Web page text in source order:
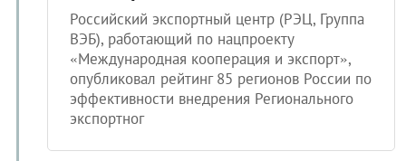
Российский экспортный центр (РЭЦ, Группа
ВЭБ), работающий по нацпроекту
«Международная кооперация и экспорт»,
опубликовал рейтинг 85 регионов России по
эффективности внедрения Регионального
экспортног